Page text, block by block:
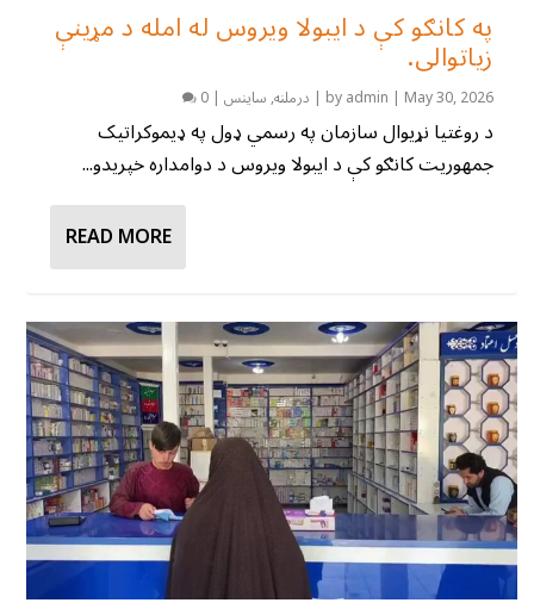
په کانګو کې د ایبولا ویروس له امله د مړینې
زیاتوالی.
byadmin | May 30, 2026
| درملنه,ساینس |
0
د روغتیا نړیوال سازمان په رسمي ډول په ډیموکراتیک
جمهوریت کانګو کې د ایبولا ویروس د دوامداره خپریدو...
READ MORE